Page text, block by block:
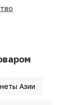
Азии